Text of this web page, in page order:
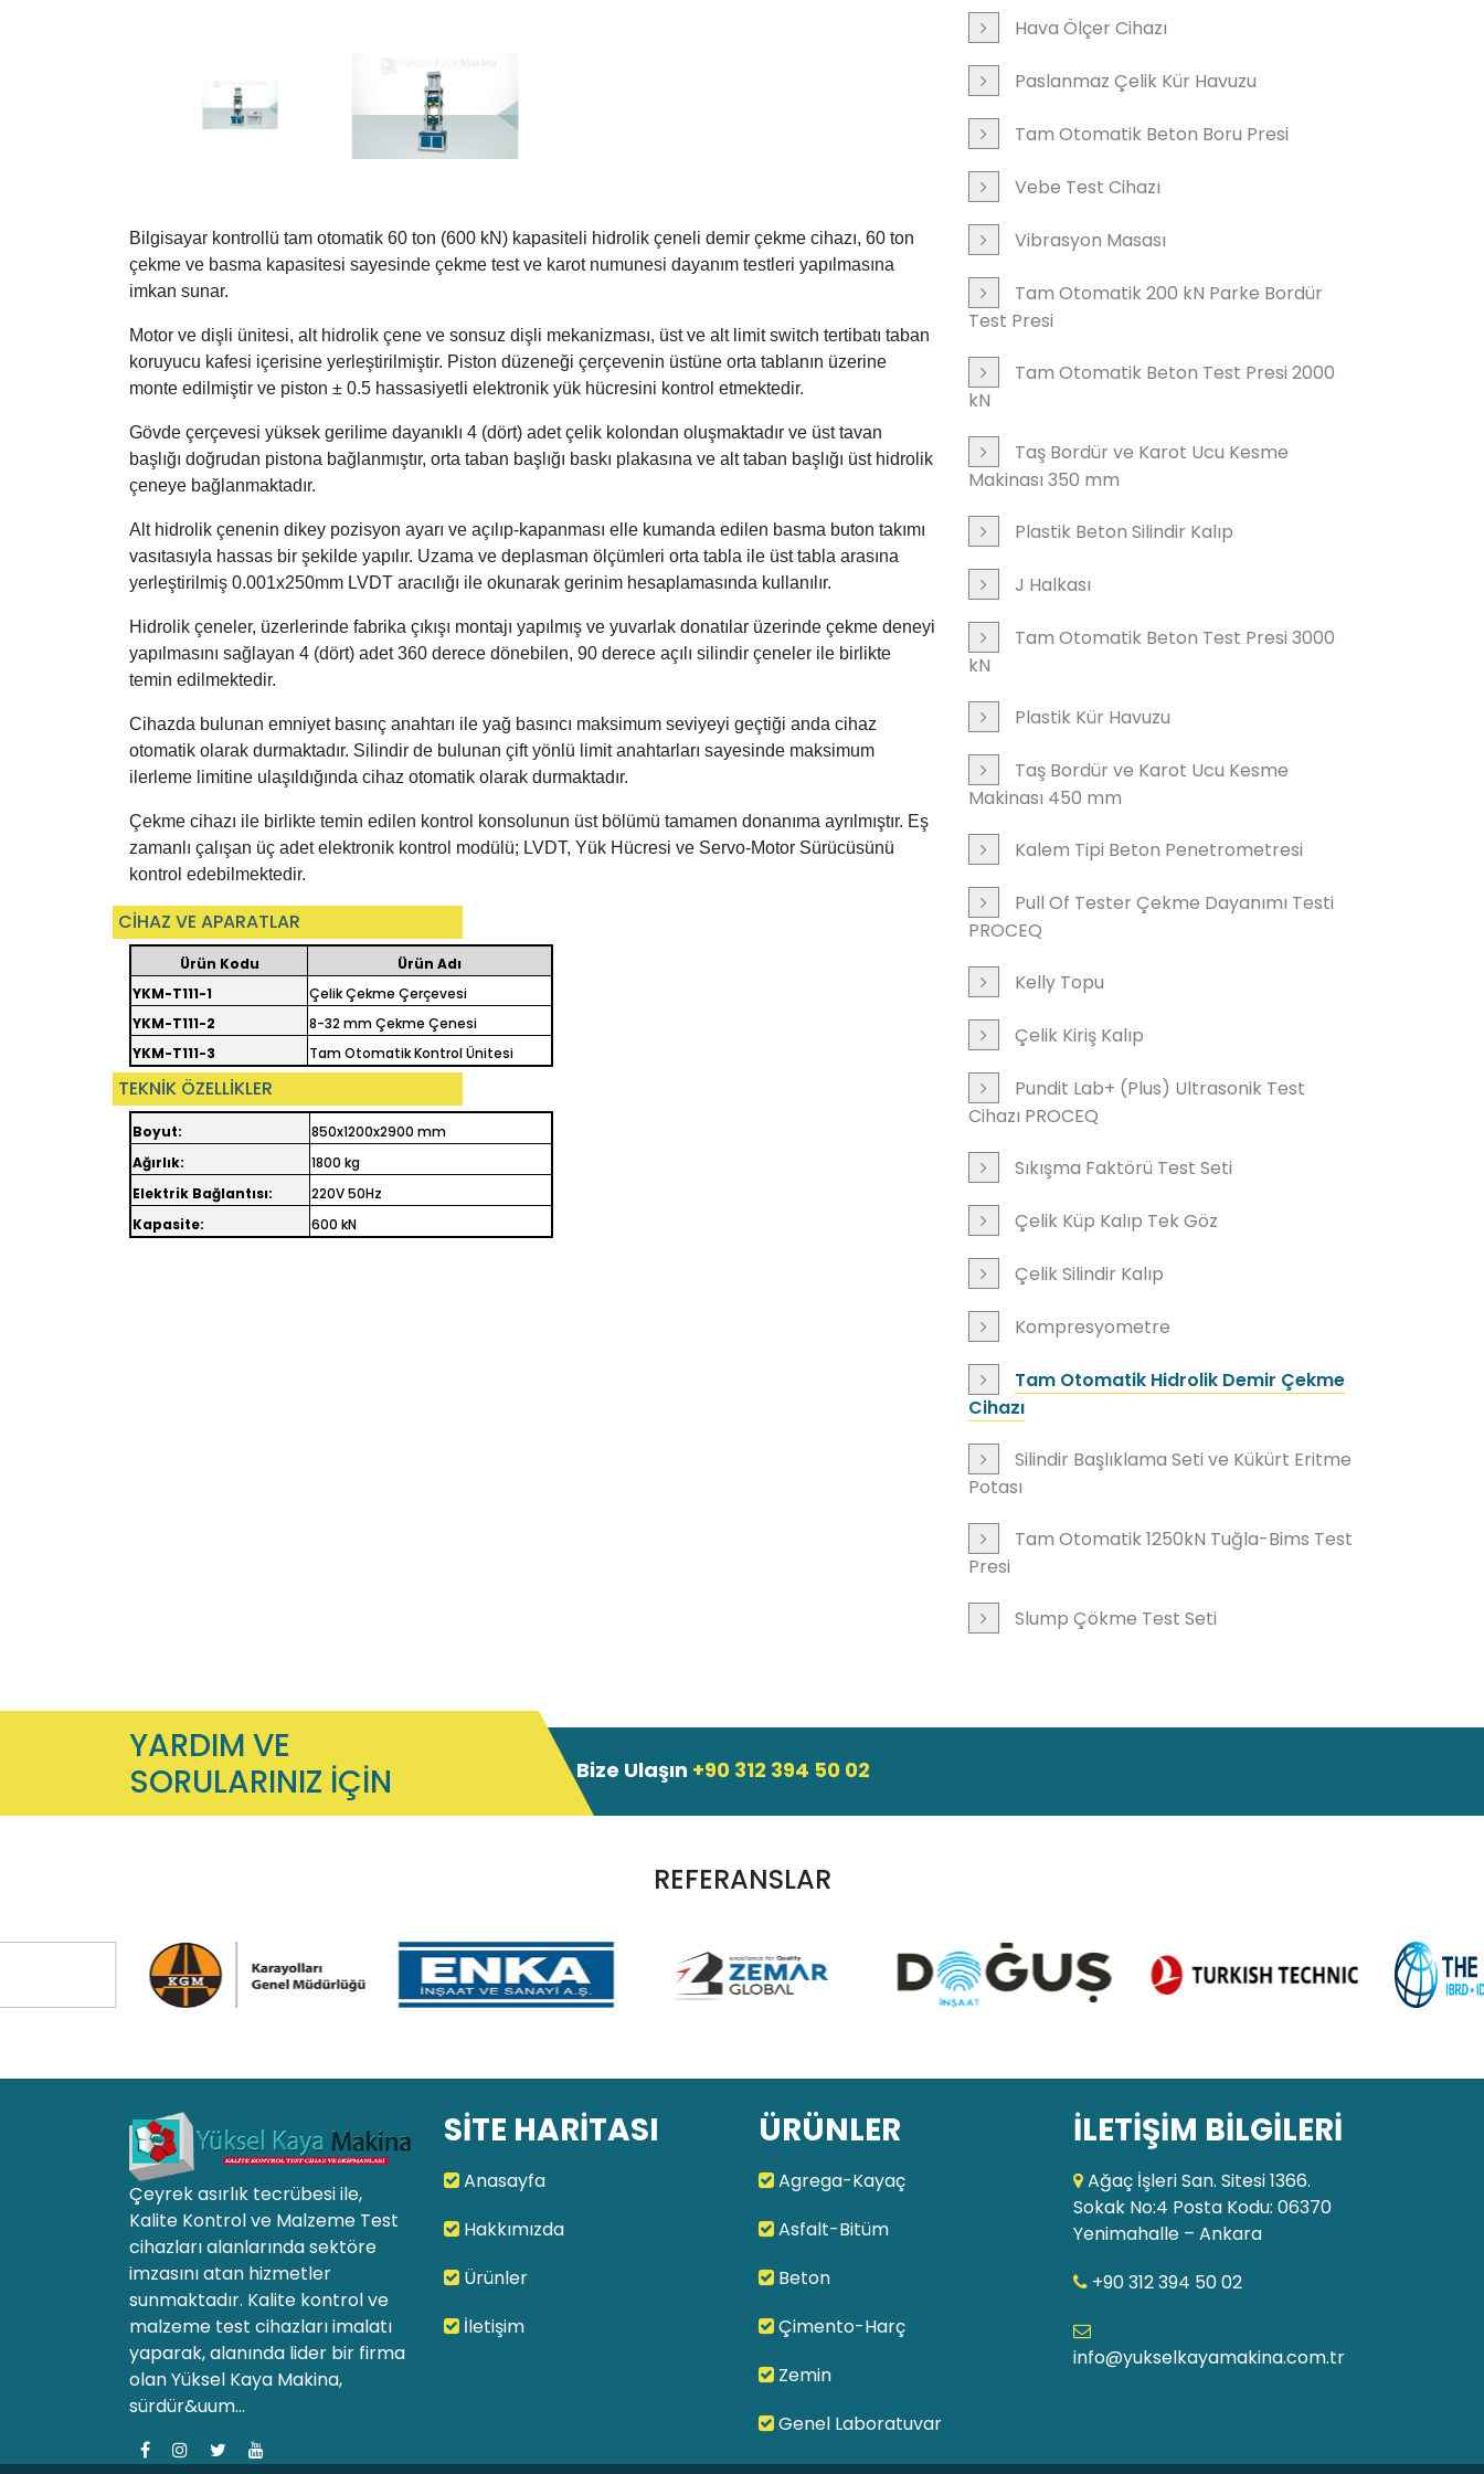
Bilgisayar kontrollü tam otomatik 60 ton (600 kN) kapasiteli hidrolik çeneli demir çekme cihazı, 60 ton
çekme ve basma kapasitesi sayesinde çekme test ve karot numunesi dayanım testleri yapılmasına
imkan sunar.
Motor ve dişli ünitesi, alt hidrolik çene ve sonsuz dişli mekanizması, üst ve alt limit switch tertibatı taban
koruyucu kafesi içerisine yerleştirilmiştir. Piston düzeneği çerçevenin üstüne orta tablanın üzerine
monte edilmiştir ve piston ± 0.5 hassasiyetli elektronik yük hücresini kontrol etmektedir.
Gövde çerçevesi yüksek gerilime dayanıklı 4 (dört) adet çelik kolondan oluşmaktadır ve üst tavan
başlığı doğrudan pistona bağlanmıştır, orta taban başlığı baskı plakasına ve alt taban başlığı üst hidrolik
çeneye bağlanmaktadır.
Alt hidrolik çenenin dikey pozisyon ayarı ve açılıp-kapanması elle kumanda edilen basma buton takımı
vasıtasıyla hassas bir şekilde yapılır. Uzama ve deplasman ölçümleri orta tabla ile üst tabla arasına
yerleştirilmiş 0.001x250mm LVDT aracılığı ile okunarak gerinim hesaplamasında kullanılır.
Hidrolik çeneler, üzerlerinde fabrika çıkışı montajı yapılmış ve yuvarlak donatılar üzerinde çekme deneyi
yapılmasını sağlayan 4 (dört) adet 360 derece dönebilen, 90 derece açılı silindir çeneler ile birlikte
temin edilmektedir.
Cihazda bulunan emniyet basınç anahtarı ile yağ basıncı maksimum seviyeyi geçtiği anda cihaz
otomatik olarak durmaktadır. Silindir de bulunan çift yönlü limit anahtarları sayesinde maksimum
ilerleme limitine ulaşıldığında cihaz otomatik olarak durmaktadır.
Çekme cihazı ile birlikte temin edilen kontrol konsolunun üst bölümü tamamen donanıma ayrılmıştır. Eş
zamanlı çalışan üç adet elektronik kontrol modülü; LVDT, Yük Hücresi ve Servo-Motor Sürücüsünü
kontrol edebilmektedir.
CİHAZ VE APARATLAR
Ürün Kodu
Ürün Adı
YKM-T111-1
Çelik Çekme Çerçevesi
YKM-T111-2
8-32 mm Çekme Çenesi
YKM-T111-3
Tam Otomatik Kontrol Ünitesi
TEKNİK ÖZELLİKLER
Boyut:
850x1200x2900 mm
Ağırlık:
1800 kg
Elektrik Bağlantısı:
220V 50Hz
Kapasite:
600 kN
Hava Ölçer Cihazı
Paslanmaz Çelik Kür Havuzu
Tam Otomatik Beton Boru Presi
Vebe Test Cihazı
Vibrasyon Masası
Tam Otomatik 200 kN Parke Bordür
Test Presi
Tam Otomatik Beton Test Presi 2000
kN
Taş Bordür ve Karot Ucu Kesme
Makinası 350 mm
Plastik Beton Silindir Kalıp
J Halkası
Tam Otomatik Beton Test Presi 3000
kN
Plastik Kür Havuzu
Taş Bordür ve Karot Ucu Kesme
Makinası 450 mm
Kalem Tipi Beton Penetrometresi
Pull Of Tester Çekme Dayanımı Testi
PROCEQ
Kelly Topu
Çelik Kiriş Kalıp
Pundit Lab+ (Plus) Ultrasonik Test
Cihazı PROCEQ
Sıkışma Faktörü Test Seti
Çelik Küp Kalıp Tek Göz
Çelik Silindir Kalıp
Kompresyometre
Tam Otomatik Hidrolik Demir Çekme
Cihazı
Silindir Başlıklama Seti ve Kükürt Eritme
Potası
Tam Otomatik 1250kN Tuğla-Bims Test
Presi
Slump Çökme Test Seti
YARDIM VE
SORULARINIZ İÇİN
Bize Ulaşın +90 312 394 50 02
REFERANSLAR
Çeyrek asırlık tecrübesi ile,
Kalite Kontrol ve Malzeme Test
cihazları alanlarında sektöre
imzasını atan hizmetler
sunmaktadır. Kalite kontrol ve
malzeme test cihazları imalatı
yaparak, alanında lider bir firma
olan Yüksel Kaya Makina,
sürdür&uum...
SİTE HARİTASI
Anasayfa
Hakkımızda
Ürünler
İletişim
ÜRÜNLER
Agrega-Kayaç
Asfalt-Bitüm
Beton
Çimento-Harç
Zemin
Genel Laboratuvar
İLETİŞİM BİLGİLERİ
Ağaç İşleri San. Sitesi 1366.
Sokak No:4 Posta Kodu: 06370
Yenimahalle – Ankara
+90 312 394 50 02
info@yukselkayamakina.com.tr